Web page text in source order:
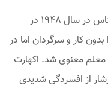
اکهارت تول نویسنده و معلم معنوی سرشناس در سال ۱۹۴۸ در
کار و سرگردان اما در
معنوی شد. اکهارت
از ۳۰ سالگی، سرشار از افسردگی شدیدی